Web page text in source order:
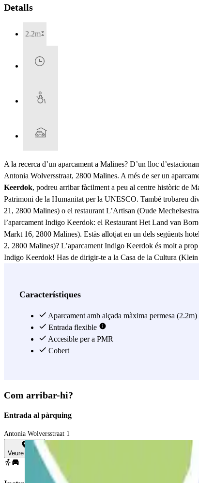
Detalls
2.2m
A la recerca d’un aparcament a Malines? D’un lloc
Antonia Wolversstraat, 2800 Malines. A més de ser un
Keerdok, podreu arribar fàcilment a peu al centre històric de
Patrimoni de la Humanitat per la UNESCO. També trobareu
21, 2800 Malines) o el restaurant L’Artisan (Oude
l’aparcament Indigo Keerdok: el Restaurant Het Land van
Markt 16, 2800 Malines). Estàs allotjat en un dels següents
2, 2800 Malines)? L’aparcament Indigo Keerdok és molt a
Indigo Keerdok! Has de dirigir-te a la Casa de la Cultura
Característiques
Aparcament amb alçada màxima permesa (2.2m)
Entrada flexible
Accesible per a PMR
Cobert
Com arribar-hi?
Entrada al pàrquing
Antonia Wolversstraat 1
Veure mapa